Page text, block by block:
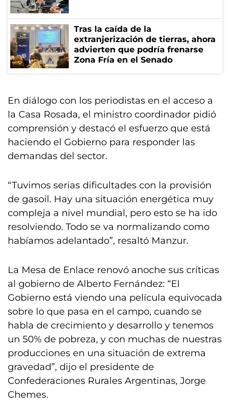
Tras la caída de la
extranjerización de tierras, ahora
advierten que podría frenarse
Zona Fría en el Senado
En diálogo con los periodistas en el acceso a
la Casa Rosada, el ministro coordinador pidió
comprensión y destacó el esfuerzo que está
haciendo el Gobierno para responder las
demandas del sector.
“Tuvimos serias dificultades con la provisión
de gasoil. Hay una situación energética muy
compleja a nivel mundial, pero esto se ha ido
resolviendo. Todo se va normalizando como
habíamos adelantado”, resaltó Manzur.
La Mesa de Enlace renovó anoche sus críticas
al gobierno de Alberto Fernández: “El
Gobierno está viendo una película equivocada
sobre lo que pasa en el campo, cuando se
habla de crecimiento y desarrollo y tenemos
un 50% de pobreza, y con muchas de nuestras
producciones en una situación de extrema
gravedad”, dijo el presidente de
Confederaciones Rurales Argentinas, Jorge
Chemes.